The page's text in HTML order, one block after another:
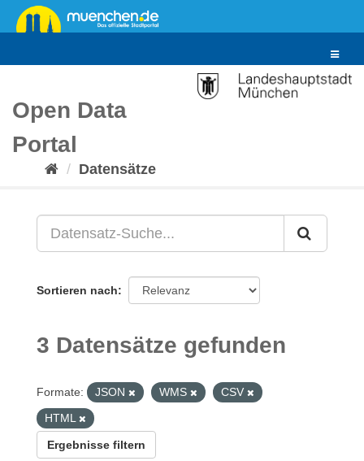
Überspringen
zum
Toggle
Open Data
Portal
Datensätze
Sortieren nach
3 Datensätze gefunden
Formate: JSON WMS
CSV
HTML
Ergebnisse filtern